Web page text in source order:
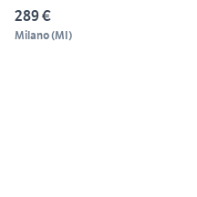
289 €
Milano(MI)